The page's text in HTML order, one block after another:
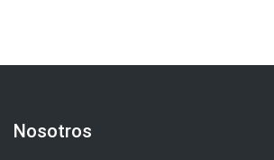
Nosotros